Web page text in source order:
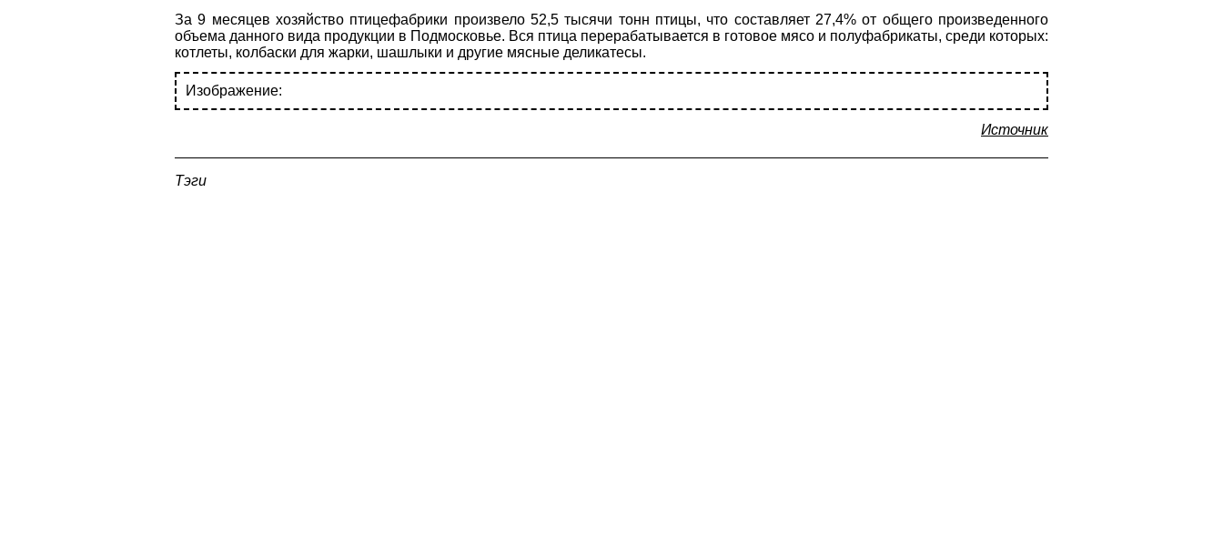
За 9 месяцев хозяйство птицефабрики произвело 52,5 тысячи тонн птицы, что составляет 27,4% от общего произведенного
объема данного вида продукции в Подмосковье. Вся птица перерабатывается в готовое мясо и полуфабрикаты, среди которых:
котлеты, колбаски для жарки, шашлыки и другие мясные деликатесы.
Изображение:
Источник
Тэги